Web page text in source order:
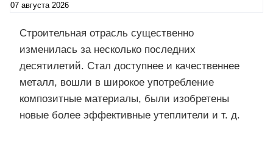
07 августа 2026
Строительная отрасль существенно
изменилась за несколько последних
десятилетий. Стал доступнее и качественнее
металл, вошли в широкое употребление
композитные материалы, были изобретены
новые более эффективные утеплители и т. д.